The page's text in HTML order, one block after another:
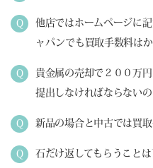
他店ではホームページに
ャパンでも買取手数料は
貴金属の売却で２００万
提出しなければならないの
新品の場合と中古では買
石だけ返してもらうことは